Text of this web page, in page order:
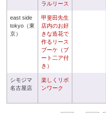
ラルリース
east side
tokyo（東
京）
甲斐田先生
店内のお好
きな造花で
作るリース
ブーケ（ブ
ート二ア付
き）
シモジマ
名古屋店
楽しくリボ
ンワーク